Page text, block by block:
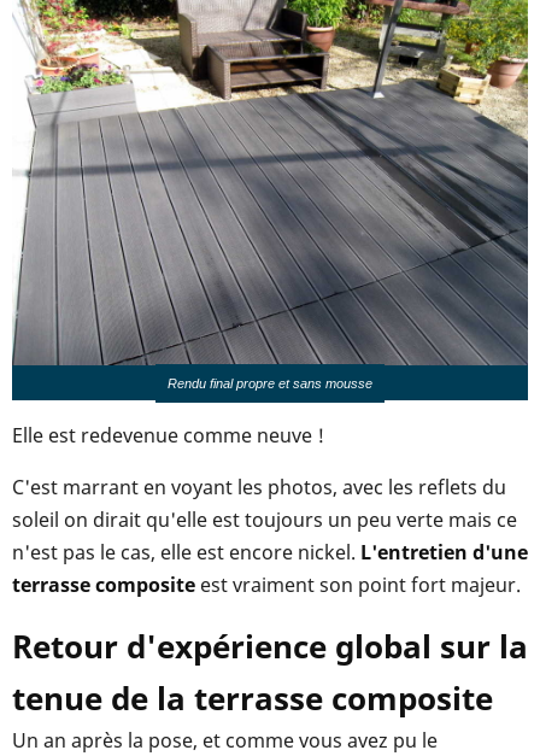
Rendu final propre et sans mousse
Elle est redevenue comme neuve !
C'est marrant en voyant les photos, avec les reflets du
soleil on dirait qu'elle est toujours un peu verte mais ce
n'est pas le cas, elle est encore nickel. L'entretien d'une
terrasse composite est vraiment son point fort majeur.
Retour d'expérience global sur la
tenue de la terrasse composite
Un an après la pose, et comme vous avez pu le